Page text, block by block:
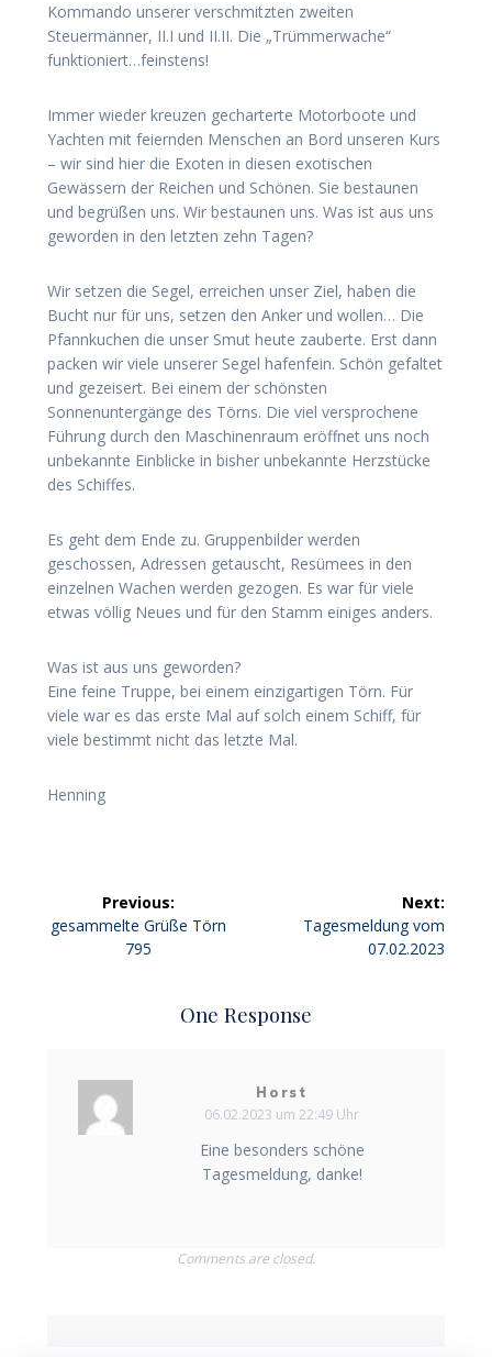
Kommando unserer verschmitzten zweiten
Steuermänner, II.I und II.II. Die „Trümmerwache“
funktioniert…feinstens!
Immer wieder kreuzen gecharterte Motorboote und
Yachten mit feiernden Menschen an Bord unseren Kurs
– wir sind hier die Exoten in diesen exotischen
Gewässern der Reichen und Schönen. Sie bestaunen
und begrüßen uns. Wir bestaunen uns. Was ist aus uns
geworden in den letzten zehn Tagen?
Wir setzen die Segel, erreichen unser Ziel, haben die
Bucht nur für uns, setzen den Anker und wollen… Die
Pfannkuchen die unser Smut heute zauberte. Erst dann
packen wir viele unserer Segel hafenfein. Schön gefaltet
und gezeisert. Bei einem der schönsten
Sonnenuntergänge des Törns. Die viel versprochene
Führung durch den Maschinenraum eröffnet uns noch
unbekannte Einblicke in bisher unbekannte Herzstücke
des Schiffes.
Es geht dem Ende zu. Gruppenbilder werden
geschossen, Adressen getauscht, Resümees in den
einzelnen Wachen werden gezogen. Es war für viele
etwas völlig Neues und für den Stamm einiges anders.
Was ist aus uns geworden?
Eine feine Truppe, bei einem einzigartigen Törn. Für
viele war es das erste Mal auf solch einem Schiff, für
viele bestimmt nicht das letzte Mal.
Henning
Beitragsnavigation
Previous:
Previous
gesammelte Grüße Törn
795
Next:
Next
Tagesmeldung vom
07.02.2023
One Response
Horst
06.02.2023 um 22:49 Uhr
Eine besonders schöne
Tagesmeldung, danke!
Comments are closed.